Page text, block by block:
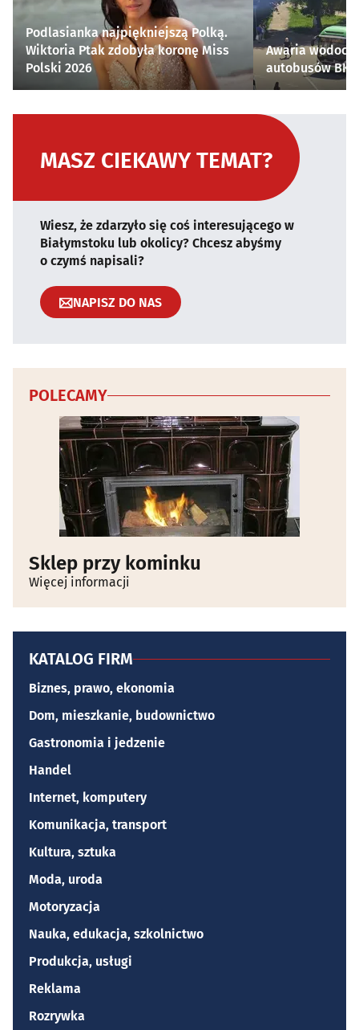
Podlasianka najpiękniejszą Polką.
Wiktoria Ptak zdobyła koronę Miss
Polski 2026
Awaria
autobusów
MASZ CIEKAWY TEMAT?
Wiesz, że zdarzyło się coś interesującego w
Białymstoku lub okolicy? Chcesz abyśmy
o czymś napisali?
NAPISZ DO NAS
POLECAMY
Sklep przy kominku
Więcej informacji
KATALOG FIRM
Biznes, prawo, ekonomia
Dom, mieszkanie, budownictwo
Gastronomia i jedzenie
Handel
Internet, komputery
Komunikacja, transport
Kultura, sztuka
Moda, uroda
Motoryzacja
Nauka, edukacja, szkolnictwo
Produkcja, usługi
Reklama
Rozrywka